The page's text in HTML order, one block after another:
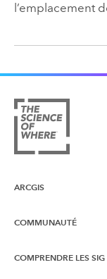
l’emplacement
ARCGIS
Vue d’ensemble
COMMUNAUTÉ
Esri Community
COMPRENDRE LES SIG